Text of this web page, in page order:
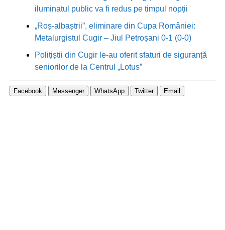
iluminatul public va fi redus pe timpul nopții
„Roș-albaștrii”, eliminare din Cupa României:
Metalurgistul Cugir – Jiul Petroșani 0-1 (0-0)
Polițiștii din Cugir le-au oferit sfaturi de siguranță
seniorilor de la Centrul „Lotus”
Facebook Messenger WhatsApp Twitter Email